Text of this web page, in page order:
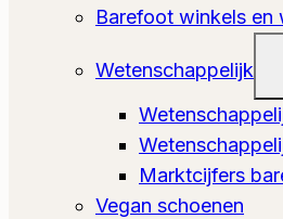
Barefoot winkels en
Wetenschappelijk
Marktcijfers
Vegan schoenen